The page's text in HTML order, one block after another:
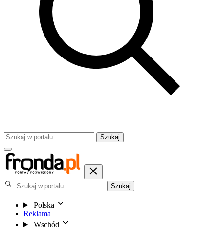
Szukaj
Szukaj
Polska
Reklama
Wschód